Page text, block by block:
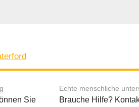
Sie
Echte menschliche
Brauche Hilfe?